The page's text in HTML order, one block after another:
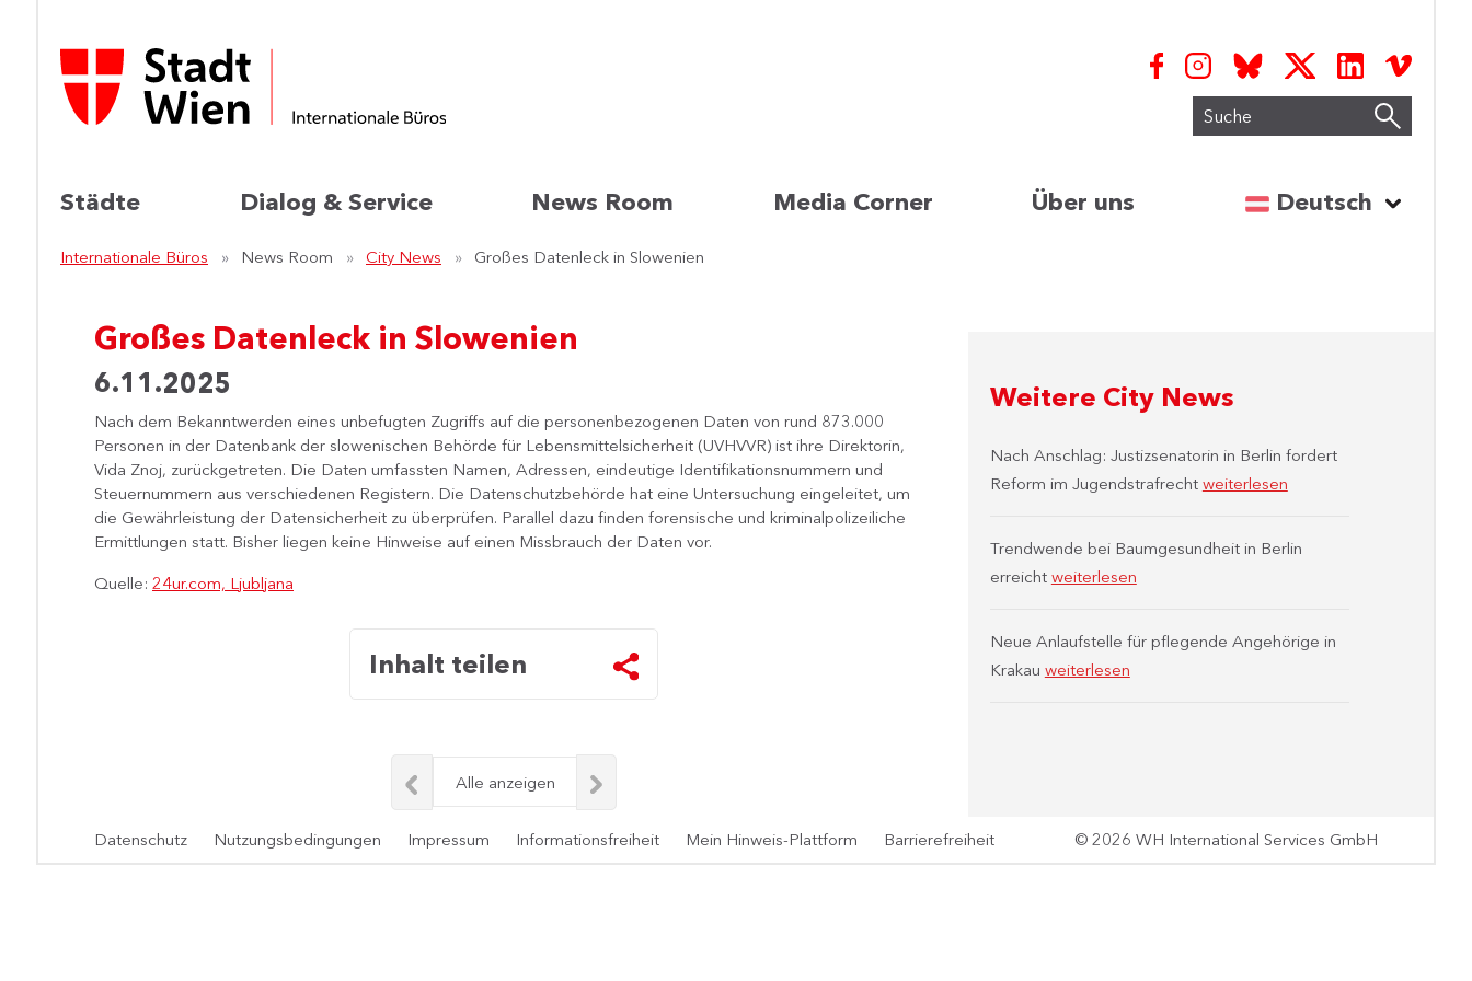
Suche
Städte Dialog & Service News Room Media Corner Über uns Sprache
Deutsch
Internationale Büros News Room City News Großes Datenleck in Slowenien
Großes Datenleck in Slowenien
6.11.2025
Nach dem Bekanntwerden eines unbefugten Zugriffs auf die personenbezogenen Daten von rund 873.000
Personen in der Datenbank der slowenischen Behörde für Lebensmittelsicherheit (UVHVVR) ist ihre Direktorin,
Vida Znoj, zurückgetreten. Die Daten umfassten Namen, Adressen, eindeutige Identifikationsnummern und
Steuernummern aus verschiedenen Registern. Die Datenschutzbehörde hat eine Untersuchung eingeleitet, um
die Gewährleistung der Datensicherheit zu überprüfen. Parallel dazu finden forensische und kriminalpolizeiliche
Ermittlungen statt. Bisher liegen keine Hinweise auf einen Missbrauch der Daten vor.​
Quelle: 24ur.com, Ljubljana
Inhalt teilen
Alle anzeigen
Weitere City News
Nach Anschlag: Justizsenatorin in Berlin fordert
Reform im Jugendstrafrecht weiterlesen
Trendwende bei Baumgesundheit in Berlin
erreicht weiterlesen
Neue Anlaufstelle für pflegende Angehörige in
Krakau weiterlesen
Datenschutz Nutzungsbedingungen Impressum Informationsfreiheit Mein Hinweis-Plattform Barrierefreiheit © 2026 WH International Services GmbH